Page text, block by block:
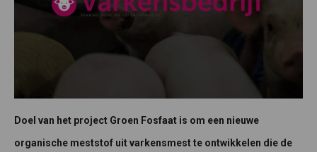
Doel van het project Groen Fosfaat is om een nieuwe
organische meststof uit varkensmest te ontwikkelen die de